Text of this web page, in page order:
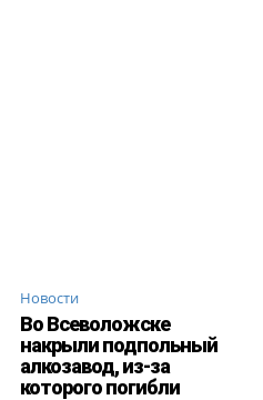
Новости
Во Всеволожске
накрыли подпольный
алкозавод, из-за
которого погибли